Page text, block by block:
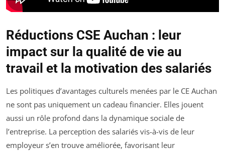
Réductions CSE Auchan : leur
impact sur la qualité de vie au
travail et la motivation des salariés
Les politiques d’avantages culturels menées par le CE Auchan
ne sont pas uniquement un cadeau financier. Elles jouent
aussi un rôle profond dans la dynamique sociale de
l’entreprise. La perception des salariés vis-à-vis de leur
employeur s’en trouve améliorée, favorisant leur